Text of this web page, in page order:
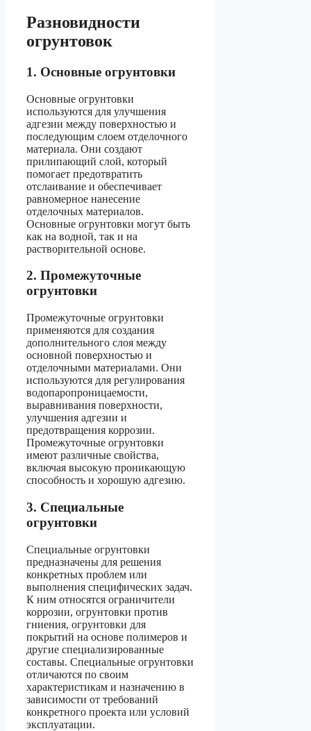
Разновидности
огрунтовок
1. Основные огрунтовки
Основные огрунтовки
используются для улучшения
адгезии между поверхностью и
последующим слоем отделочного
материала. Они создают
прилипающий слой, который
помогает предотвратить
отслаивание и обеспечивает
равномерное нанесение
отделочных материалов.
Основные огрунтовки могут быть
как на водной, так и на
растворительной основе.
2. Промежуточные
огрунтовки
Промежуточные огрунтовки
применяются для создания
дополнительного слоя между
основной поверхностью и
отделочными материалами. Они
используются для регулирования
водопаропроницаемости,
выравнивания поверхности,
улучшения адгезии и
предотвращения коррозии.
Промежуточные огрунтовки
имеют различные свойства,
включая высокую проникающую
способность и хорошую адгезию.
3. Специальные
огрунтовки
Специальные огрунтовки
предназначены для решения
конкретных проблем или
выполнения специфических задач.
К ним относятся ограничители
коррозии, огрунтовки против
гниения, огрунтовки для
покрытий на основе полимеров и
другие специализированные
составы. Специальные огрунтовки
отличаются по своим
характеристикам и назначению в
зависимости от требований
конкретного проекта или условий
эксплуатации.